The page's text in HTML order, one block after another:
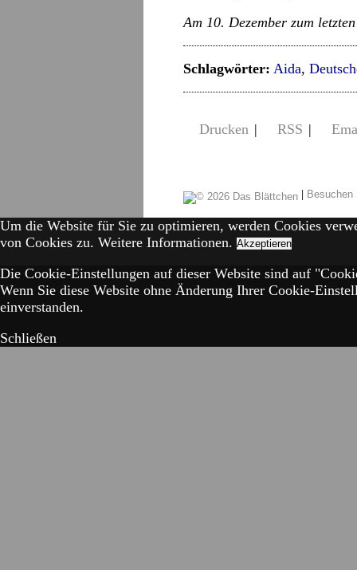
Am 10. Dezember zum
Schlagwörter: Aida,
Drucken | RSS |
|
Um die Website für Sie zu optimieren, werden Cookies
von Cookies zu. Weitere Informationen. Akzeptieren
Die Cookie-Einstellungen auf dieser Website sind auf
Wenn Sie diese Website ohne Änderung Ihrer Cookie-
einverstanden.
Schließen